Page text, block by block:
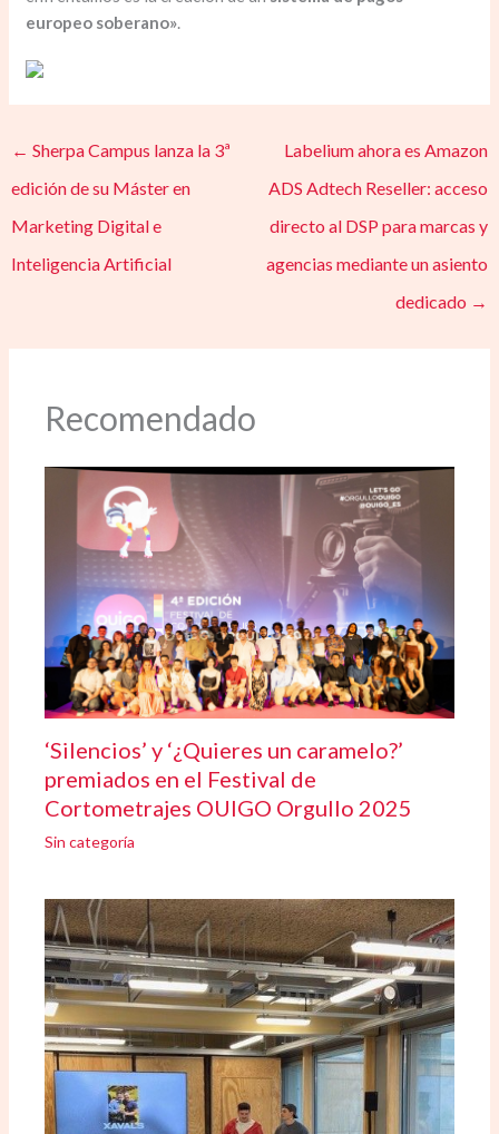
europeo soberano».
← Sherpa Campus lanza la 3ª
edición de su Máster en
Marketing Digital e
Inteligencia Artificial
Labelium ahora es Amazon
ADS Adtech Reseller: acceso
directo al DSP para marcas y
agencias mediante un asiento
dedicado →
Recomendado
‘Silencios’ y ‘¿Quieres un caramelo?’
premiados en el Festival de
Cortometrajes OUIGO Orgullo 2025
Sin categoría